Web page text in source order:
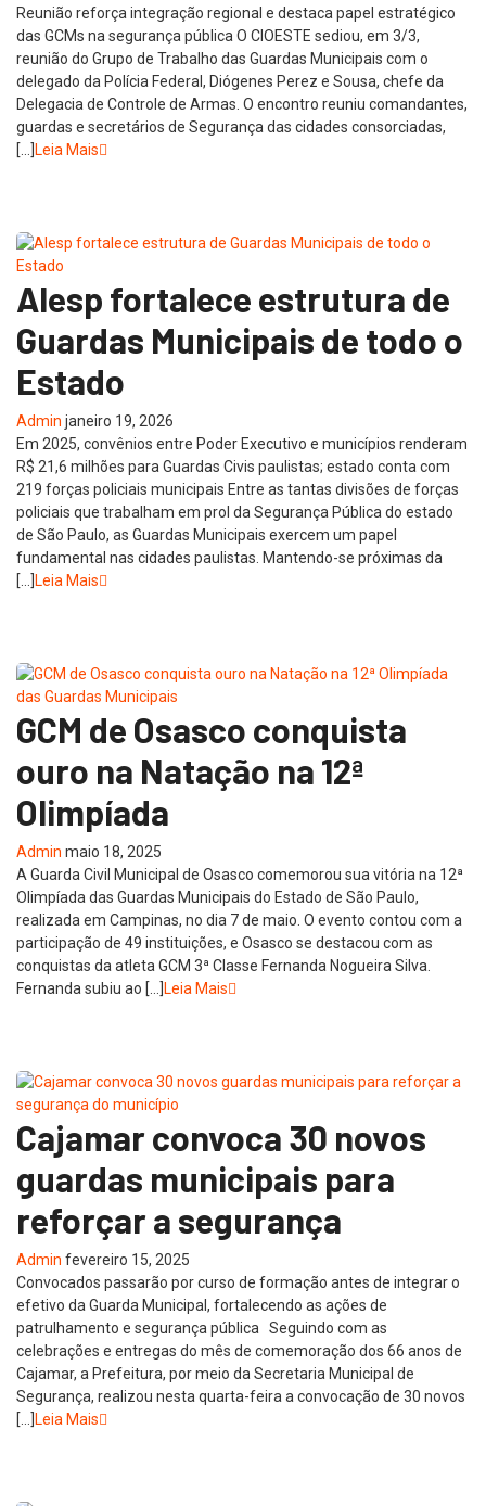
Reunião reforça integração regional e destaca papel estratégico
das GCMs na segurança pública O CIOESTE sediou, em 3/3,
reunião do Grupo de Trabalho das Guardas Municipais com o
delegado da Polícia Federal, Diógenes Perez e Sousa, chefe da
Delegacia de Controle de Armas. O encontro reuniu comandantes,
guardas e secretários de Segurança das cidades consorciadas,
[…]
Leia Mais
Alesp fortalece estrutura de
Guardas Municipais de todo o
Estado
Admin janeiro 19, 2026
Em 2025, convênios entre Poder Executivo e municípios renderam
R$ 21,6 milhões para Guardas Civis paulistas; estado conta com
219 forças policiais municipais Entre as tantas divisões de forças
policiais que trabalham em prol da Segurança Pública do estado
de São Paulo, as Guardas Municipais exercem um papel
fundamental nas cidades paulistas. Mantendo-se próximas da
[…]
Leia Mais
GCM de Osasco conquista
ouro na Natação na 12ª
Olimpíada
Admin maio 18, 2025
A Guarda Civil Municipal de Osasco comemorou sua vitória na 12ª
Olimpíada das Guardas Municipais do Estado de São Paulo,
realizada em Campinas, no dia 7 de maio. O evento contou com a
participação de 49 instituições, e Osasco se destacou com as
conquistas da atleta GCM 3ª Classe Fernanda Nogueira Silva.
Fernanda subiu ao […]
Leia Mais
Cajamar convoca 30 novos
guardas municipais para
reforçar a segurança
Admin fevereiro 15, 2025
Convocados passarão por curso de formação antes de integrar o
efetivo da Guarda Municipal, fortalecendo as ações de
patrulhamento e segurança pública Seguindo com as
celebrações e entregas do mês de comemoração dos 66 anos de
Cajamar, a Prefeitura, por meio da Secretaria Municipal de
Segurança, realizou nesta quarta-feira a convocação de 30 novos
[…]
Leia Mais